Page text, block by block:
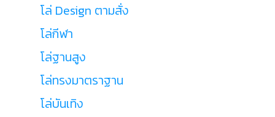
โล่ Design ตามสั่ง
โล่กีฬา
โล่ฐานสูง
โล่ทรงมาตราฐาน
โล่บันเทิง